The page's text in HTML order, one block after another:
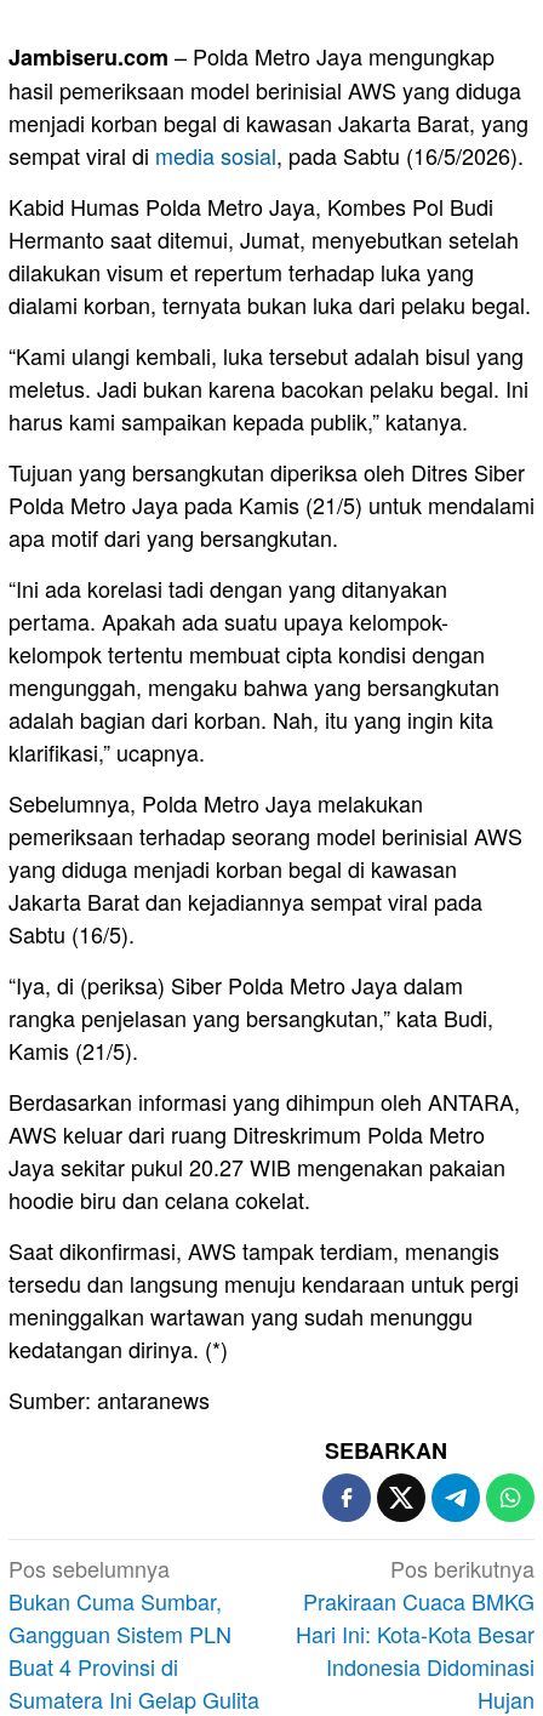
Jambiseru.com – Polda Metro Jaya mengungkap
hasil pemeriksaan model berinisial AWS yang diduga
menjadi korban begal di kawasan Jakarta Barat, yang
sempat viral di media sosial, pada Sabtu (16/5/2026).
Kabid Humas Polda Metro Jaya, Kombes Pol Budi
Hermanto saat ditemui, Jumat, menyebutkan setelah
dilakukan visum et repertum terhadap luka yang
dialami korban, ternyata bukan luka dari pelaku begal.
“Kami ulangi kembali, luka tersebut adalah bisul yang
meletus. Jadi bukan karena bacokan pelaku begal. Ini
harus kami sampaikan kepada publik,” katanya.
Tujuan yang bersangkutan diperiksa oleh Ditres Siber
Polda Metro Jaya pada Kamis (21/5) untuk mendalami
apa motif dari yang bersangkutan.
“Ini ada korelasi tadi dengan yang ditanyakan
pertama. Apakah ada suatu upaya kelompok-
kelompok tertentu membuat cipta kondisi dengan
mengunggah, mengaku bahwa yang bersangkutan
adalah bagian dari korban. Nah, itu yang ingin kita
klarifikasi,” ucapnya.
Sebelumnya, Polda Metro Jaya melakukan
pemeriksaan terhadap seorang model berinisial AWS
yang diduga menjadi korban begal di kawasan
Jakarta Barat dan kejadiannya sempat viral pada
Sabtu (16/5).
“Iya, di (periksa) Siber Polda Metro Jaya dalam
rangka penjelasan yang bersangkutan,” kata Budi,
Kamis (21/5).
Berdasarkan informasi yang dihimpun oleh ANTARA,
AWS keluar dari ruang Ditreskrimum Polda Metro
Jaya sekitar pukul 20.27 WIB mengenakan pakaian
hoodie biru dan celana cokelat.
Saat dikonfirmasi, AWS tampak terdiam, menangis
tersedu dan langsung menuju kendaraan untuk pergi
meninggalkan wartawan yang sudah menunggu
kedatangan dirinya. (*)
Sumber: antaranews
SEBARKAN
Navigasi
pos
Pos sebelumnya
Bukan Cuma Sumbar,
Gangguan Sistem PLN
Buat 4 Provinsi di
Sumatera Ini Gelap Gulita
Pos berikutnya
Prakiraan Cuaca BMKG
Hari Ini: Kota-Kota Besar
Indonesia Didominasi
Hujan